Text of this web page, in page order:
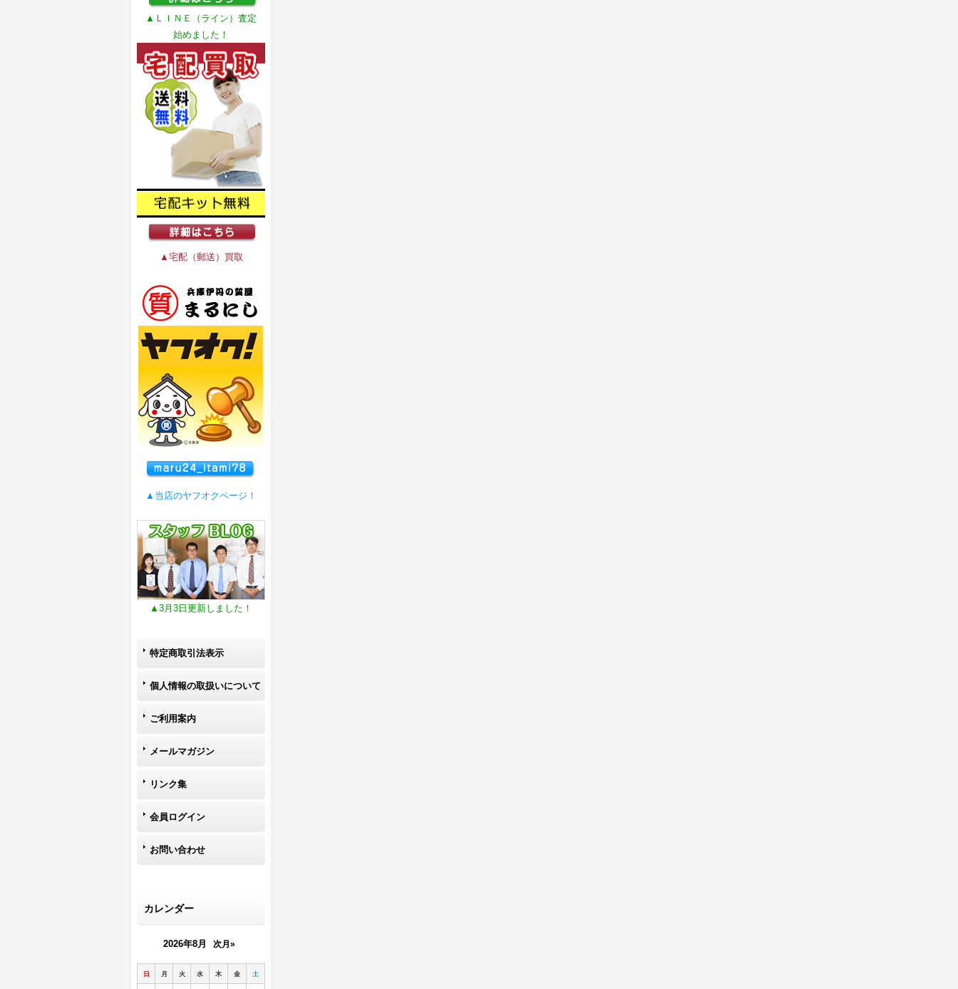
▲ＬＩＮＥ（ライン）査定
始めました！
▲宅配（郵送）買取
▲当店のヤフオクページ！
▲3月3日更新しました！
特定商取引法表示
個人情報の取扱いについて
ご利用案内
メールマガジン
リンク集
会員ログイン
お問い合わせ
カレンダー
2026年8月 次月»
日 月 火 水 木 金 土